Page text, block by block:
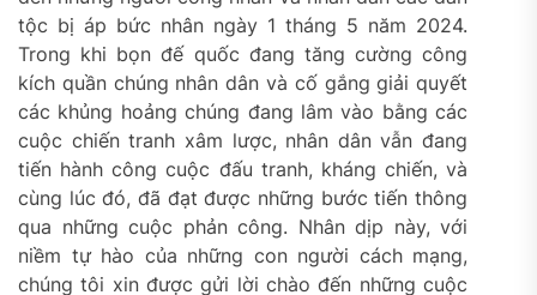
tộc bị áp bức nhân ngày 1 tháng 5 năm 2024.
Trong khi bọn đế quốc đang tăng cường công
kích quần chúng nhân dân và cố gắng giải quyết
các khủng hoảng chúng đang lâm vào bằng các
cuộc chiến tranh xâm lược, nhân dân vẫn đang
tiến hành công cuộc đấu tranh, kháng chiến, và
cùng lúc đó, đã đạt được những bước tiến thông
qua những cuộc phản công. Nhân dịp này, với
niềm tự hào của những con người cách mạng,
chúng tôi xin được gửi lời chào đến những cuộc